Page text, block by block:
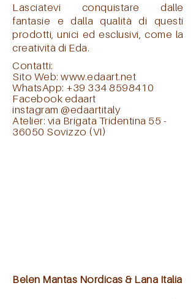
Lasciatevi conquistare dalle
fantasie e dalla qualità di questi
prodotti, unici ed esclusivi, come la
creatività di Eda.
Contatti:
Sito Web:www.edaart.net
WhatsApp: +39 334 8598410
Facebook edaart
instagram@edaartitaly
Atelier: via Brigata Tridentina 55 -
36050 Sovizzo (VI)
Belen Mantas Nordicas & Lana Italia